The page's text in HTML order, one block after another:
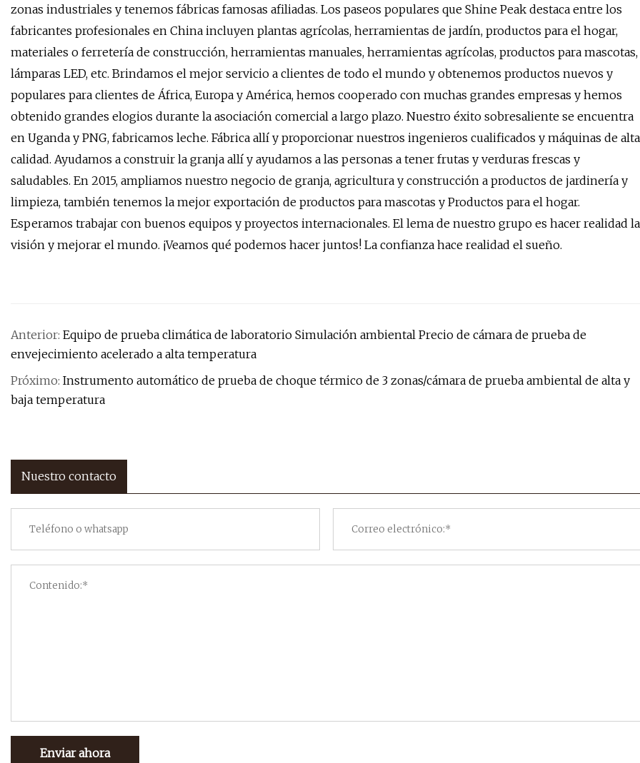
zonas industriales y tenemos fábricas famosas afiliadas. Los paseos populares que Shine Peak destaca entre los
fabricantes profesionales en China incluyen plantas agrícolas, herramientas de jardín, productos para el hogar,
materiales o ferretería de construcción, herramientas manuales, herramientas agrícolas, productos para mascotas,
lámparas LED, etc. Brindamos el mejor servicio a clientes de todo el mundo y obtenemos productos nuevos y
populares para clientes de África, Europa y América, hemos cooperado con muchas grandes empresas y hemos
obtenido grandes elogios durante la asociación comercial a largo plazo. Nuestro éxito sobresaliente se encuentra
en Uganda y PNG, fabricamos leche. Fábrica allí y proporcionar nuestros ingenieros cualificados y máquinas de alta
calidad. Ayudamos a construir la granja allí y ayudamos a las personas a tener frutas y verduras frescas y
saludables. En 2015, ampliamos nuestro negocio de granja, agricultura y construcción a productos de jardinería y
limpieza, también tenemos la mejor exportación de productos para mascotas y Productos para el hogar.
Esperamos trabajar con buenos equipos y proyectos internacionales. El lema de nuestro grupo es hacer realidad la
visión y mejorar el mundo. ¡Veamos qué podemos hacer juntos! La confianza hace realidad el sueño.
Anterior: Equipo de prueba climática de laboratorio Simulación ambiental Precio de cámara de prueba de
envejecimiento acelerado a alta temperatura
Próximo: Instrumento automático de prueba de choque térmico de 3 zonas/cámara de prueba ambiental de alta y
baja temperatura
Nuestro contacto
Enviar ahora